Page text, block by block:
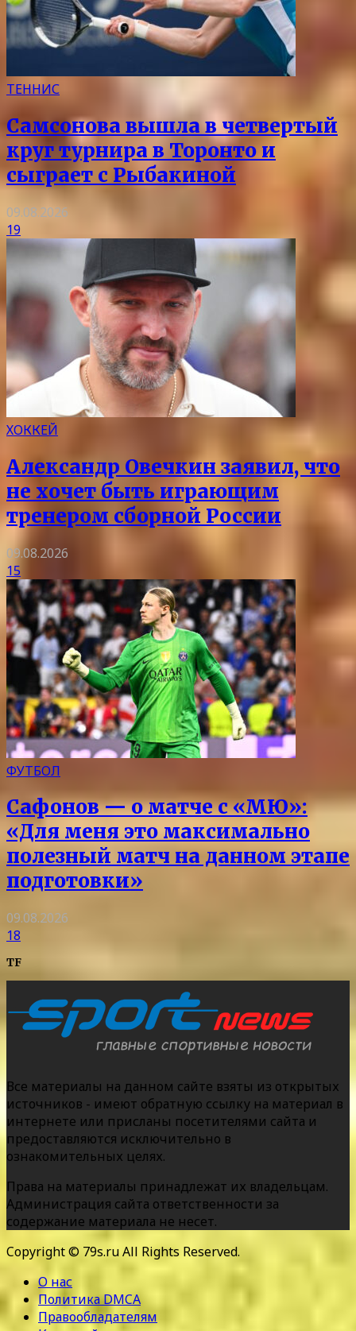
ТЕННИС
Самсонова вышла в четвертый
круг турнира в Торонто и
сыграет с Рыбакиной
09.08.2026
19
ХОККЕЙ
Александр Овечкин заявил, что
не хочет быть играющим
тренером сборной России
09.08.2026
15
ФУТБОЛ
Сафонов — о матче с «МЮ»:
«Для меня это максимально
полезный матч на данном этапе
подготовки»
09.08.2026
18
TF
Все материалы на данном сайте взяты из открытых
источников - имеют обратную ссылку на материал в
интернете или присланы посетителями сайта и
предоставляются исключительно в
ознакомительных целях.
Права на материалы принадлежат их владельцам.
Администрация сайта ответственности за
содержание материала не несет.
Copyright © 79s.ru All Rights Reserved.
О нас
Политика DMCA
Правообладателям